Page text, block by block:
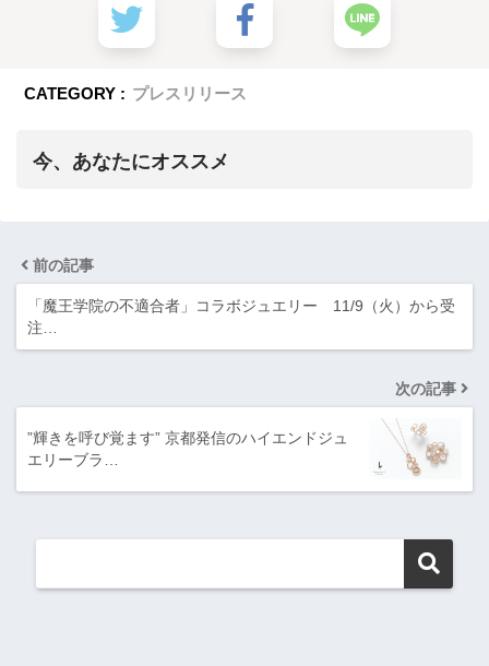
CATEGORY : プレスリリース
今、あなたにオススメ
前の記事
「魔王学院の不適合者」コラボジュエリー 11/9（火）から受
注…
次の記事
”輝きを呼び覚ます” 京都発信のハイエンドジュ
エリーブラ…